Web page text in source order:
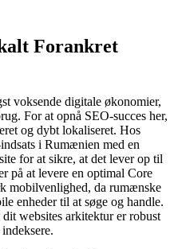
Forankret
voksende digitale økonomier,
For at opnå SEO-succes her,
og dybt lokaliseret. Hos
i Rumænien med en
for at sikre, at det lever op til
på at levere en optimal Core
mobilvenlighed, da rumænske
enheder til at søge og handle.
websites arkitektur er robust